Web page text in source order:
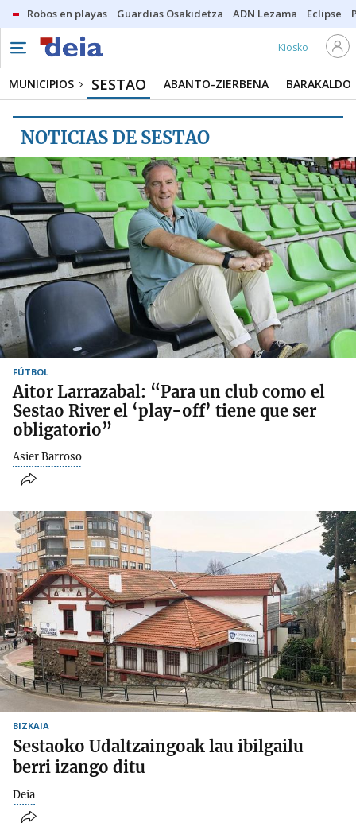
Robos en playas Guardias Osakidetza ADN Lezama Eclipse
Kiosko
MUNICIPIOS SESTAO ABANTO-ZIERBENA BARAKALDO
NOTICIAS DE SESTAO
FÚTBOL
Aitor Larrazabal: “Para un club como el
Sestao River el ‘play-off’ tiene que ser
obligatorio”
Asier Barroso
BIZKAIA
Sestaoko Udaltzaingoak lau ibilgailu
berri izango ditu
Deia
MUNICIPIOS
SESTAO
BARAKALDO
MUSKIZ
ORTUELLA
PORTUGALETE
SANTURTZI